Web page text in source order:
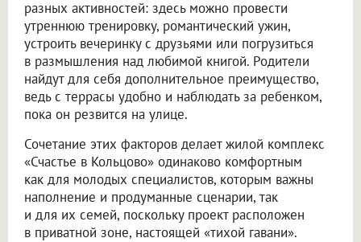
разных активностей: здесь можно провести
утреннюю тренировку, романтический ужин,
устроить вечеринку с друзьями или погрузиться
в размышления над любимой книгой. Родители
найдут для себя дополнительное преимущество,
ведь с террасы удобно и наблюдать за ребенком,
пока он резвится на улице.
Сочетание этих факторов делает жилой комплекс
«Счастье в Кольцово» одинаково комфортным
как для молодых специалистов, которым важны
наполнение и продуманные сценарии, так
и для их семей, поскольку проект расположен
в приватной зоне, настоящей «тихой гавани».